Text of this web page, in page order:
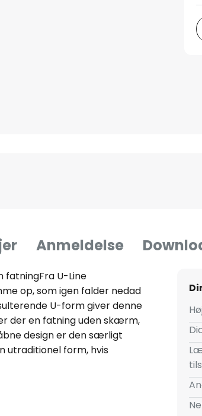
Anmeldelse
U-Line
op, som igen falder nedad
U-form giver denne
der en fatning uden skærm,
design er den særligt
utraditionel form, hvis